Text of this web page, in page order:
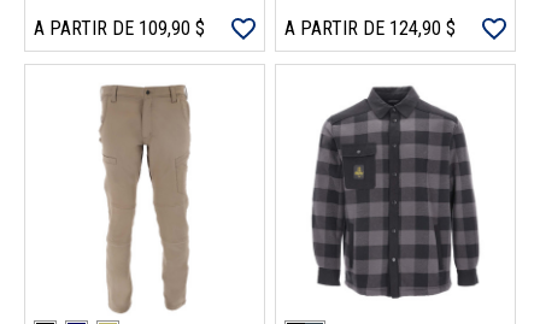
A PARTIR DE 109,90 $ A PARTIR DE 124,90 $